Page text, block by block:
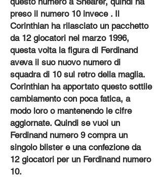
preso il numero 10 invece . Il
Corinthian ha rilasciato un pacchetto
da 12 giocatori nel marzo 1996,
questa volta la figura di Ferdinand
aveva il suo nuovo numero di
squadra di 10 sul retro della maglia.
Corinthian ha apportato questo sottile
cambiamento con poca fatica, a
modo loro o mantenendo le cifre
aggiornate. Quindi se vuoi un
Ferdinand numero 9 compra un
singolo blister e una confezione da
12 giocatori per un Ferdinand numero
10.